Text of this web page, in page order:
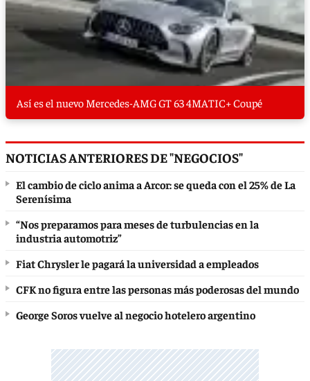
Así es el nuevo Mercedes-AMG GT 63 4MATIC+ Coupé
NOTICIAS ANTERIORES DE "NEGOCIOS"
El cambio de ciclo anima a Arcor: se queda con el 25% de La
Serenísima
“Nos preparamos para meses de turbulencias en la
industria automotriz”
Fiat Chrysler le pagará la universidad a empleados
CFK no figura entre las personas más poderosas del mundo
George Soros vuelve al negocio hotelero argentino